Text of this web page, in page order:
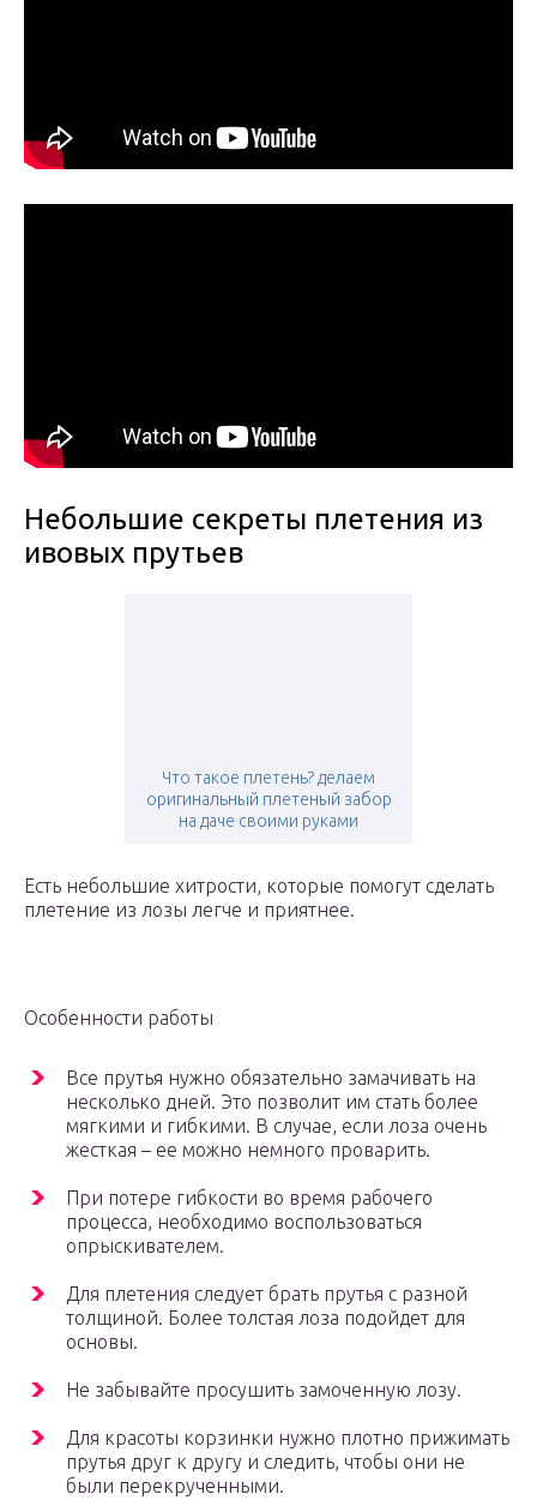
Небольшие секреты плетения из
ивовых прутьев
Что такое плетень? делаем
оригинальный плетеный забор
на даче своими руками
Есть небольшие хитрости, которые помогут сделать
плетение из лозы легче и приятнее.
Особенности работы
Все прутья нужно обязательно замачивать на
несколько дней. Это позволит им стать более
мягкими и гибкими. В случае, если лоза очень
жесткая – ее можно немного проварить.
При потере гибкости во время рабочего
процесса, необходимо воспользоваться
опрыскивателем.
Для плетения следует брать прутья с разной
толщиной. Более толстая лоза подойдет для
основы.
Не забывайте просушить замоченную лозу.
Для красоты корзинки нужно плотно прижимать
прутья друг к другу и следить, чтобы они не
были перекрученными.